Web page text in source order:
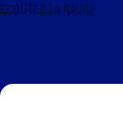
ÉCOUTEZ LA RADIO